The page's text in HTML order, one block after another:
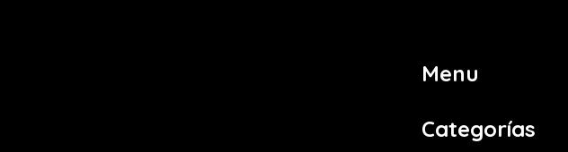
Menu
Categorías